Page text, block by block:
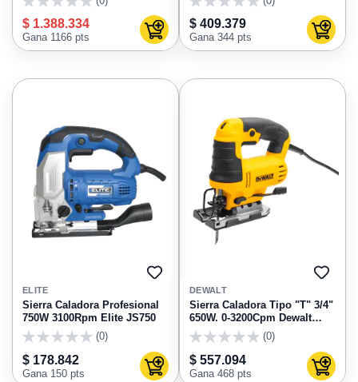
$ 1.388.334
Gana 1166 pts Agregar al carrito
$ 409.379
Gana 344 pts
AGREGAR
FAVORITOS
ELITE
Sierra Caladora Profesional
750W 3100Rpm Elite JS750
(0)
$ 178.842
Gana 150 pts Agregar al carrito
DEWALT
Sierra Caladora Tipo "T" 3/4"
650W. 0-3200Cpm Dewalt
DWE300-B3
(0)
$ 557.094
Gana 468 pts